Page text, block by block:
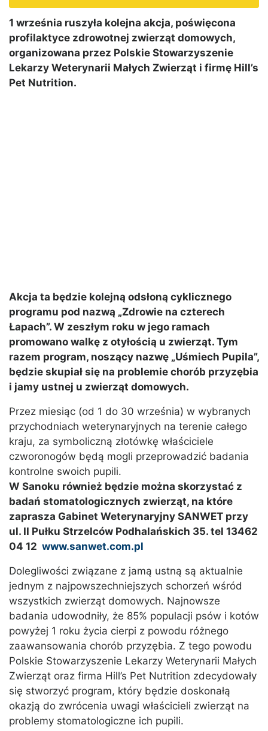
1 września ruszyła kolejna akcja, poświęcona
profilaktyce zdrowotnej zwierząt domowych,
organizowana przez Polskie Stowarzyszenie
Lekarzy Weterynarii Małych Zwierząt i firmę Hill’s
Pet Nutrition.
Akcja ta będzie kolejną odsłoną cyklicznego
programu pod nazwą „Zdrowie na czterech
Łapach”. W zeszłym roku w jego ramach
promowano walkę z otyłością u zwierząt. Tym
razem program, noszący nazwę „Uśmiech Pupila”,
będzie skupiał się na problemie chorób przyzębia
i jamy ustnej u zwierząt domowych.
Przez miesiąc (od 1 do 30 września) w wybranych
przychodniach weterynaryjnych na terenie całego
kraju, za symboliczną złotówkę właściciele
czworonogów będą mogli przeprowadzić badania
kontrolne swoich pupili.
W Sanoku również będzie można skorzystać z
badań stomatologicznych zwierząt, na które
zaprasza Gabinet Weterynaryjny SANWET przy
ul. II Pułku Strzelców Podhalańskich 35. tel 13462
04 12 www.sanwet.com.pl
Dolegliwości związane z jamą ustną są aktualnie
jednym z najpowszechniejszych schorzeń wśród
wszystkich zwierząt domowych. Najnowsze
badania udowodniły, że 85% populacji psów i kotów
powyżej 1 roku życia cierpi z powodu różnego
zaawansowania chorób przyzębia. Z tego powodu
Polskie Stowarzyszenie Lekarzy Weterynarii Małych
Zwierząt oraz firma Hill’s Pet Nutrition zdecydowały
się stworzyć program, który będzie doskonałą
okazją do zwrócenia uwagi właścicieli zwierząt na
problemy stomatologiczne ich pupili.